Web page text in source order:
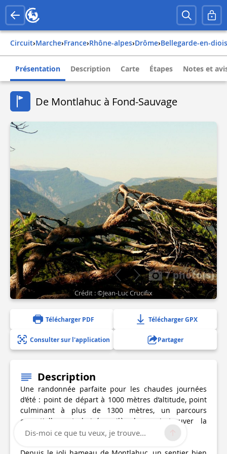
Circuit› Marche› france› rhône-alpes› drôme› bellegarde-en-diois
Présentation Description Carte Étapes Notes et
De Montlahuc à Fond-Sauvage
7 photo(s)
Crédit : ©Jean-Luc Crucifix
Télécharger PDF Télécharger GPX
Consulter sur l'application Partager
Description
Une randonnée parfaite pour les chaudes journées
d’été : point de départ à 1000 mètres d’altitude, point
culminant à plus de 1300 mètres, un parcours
essentiellement boisé, voilà de quoi trouver la
fraîcheur tant recherchée.
Dis-moi ce que tu veux, je trouve...